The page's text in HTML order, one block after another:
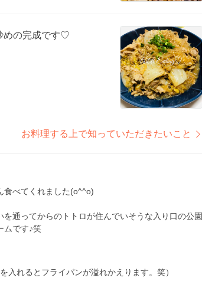
めの完成です♡
お料理する上で知っていただきたいこと
食べてくれました(o^^o)
通ってからのトトロが住んでいそうな入り口の公園
ムです♪笑
入れるとフライパンが溢れかえります。笑）